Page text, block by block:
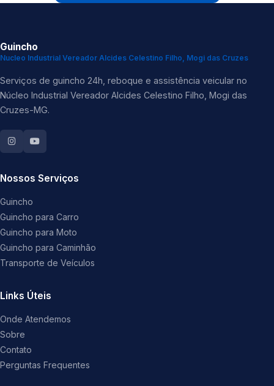
Guincho
Nucleo Industrial Vereador Alcides Celestino Filho, Mogi das Cruzes
Serviços de guincho 24h, reboque e assistência veicular no
Núcleo Industrial Vereador Alcides Celestino Filho, Mogi das
Cruzes-MG.
Nossos Serviços
Guincho
Guincho para Carro
Guincho para Moto
Guincho para Caminhão
Transporte de Veículos
Links Úteis
Onde Atendemos
Sobre
Contato
Perguntas Frequentes